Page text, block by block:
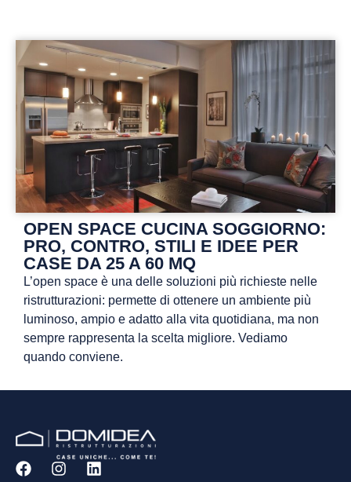
OPEN SPACE CUCINA SOGGIORNO:
PRO, CONTRO, STILI E IDEE PER
CASE DA 25 A 60 MQ
L’open space è una delle soluzioni più richieste nelle
ristrutturazioni: permette di ottenere un ambiente più
luminoso, ampio e adatto alla vita quotidiana, ma non
sempre rappresenta la scelta migliore. Vediamo
quando conviene.